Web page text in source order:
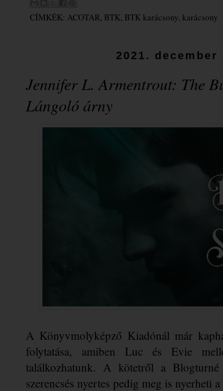
CÍMKÉK: ACOTAR, BTK, BTK karácsony, karácsony
2021.
Jennifer L. Armentrout: The
Lángoló árny
A Könyvmolyképző Kiadónál már
folytatása, amiben Luc és Evie
találkozhatunk. A kötetről a
szerencsés nyertes pedig meg is nyerheti